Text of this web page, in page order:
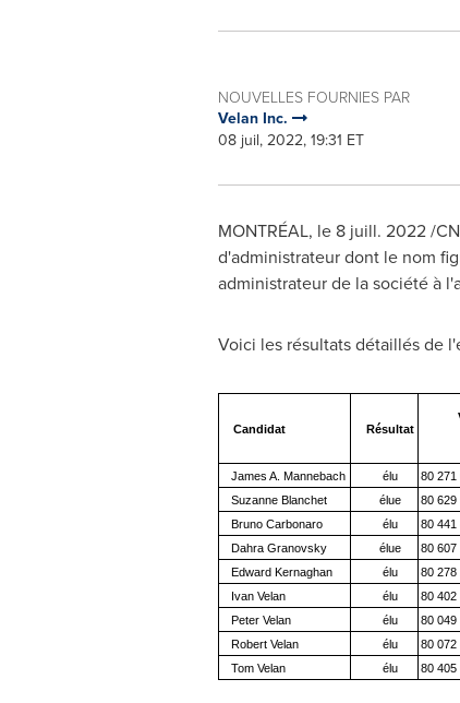
NOUVELLES FOURNIES PAR
Velan Inc.
08 juil, 2022, 19:31 ET
MONTRÉAL, le 8 juill. 2022/
d'administrateur dont le nom
administrateur de la société à
Voici les résultats détaillés de
Candidat Résultat
James A. Mannebach élu 80 271
Suzanne Blanchet
élue 80 629
Bruno Carbonaro
élu 80 441
Dahra Granovsky
élue 80 607
Edward Kernaghan
élu 80 278
Ivan Velan
élu 80 402
Peter Velan
élu 80 049
Robert Velan
élu 80 072
Tom Velan
élu 80 405